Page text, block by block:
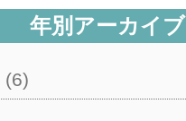
年別アーカイブ
(6)